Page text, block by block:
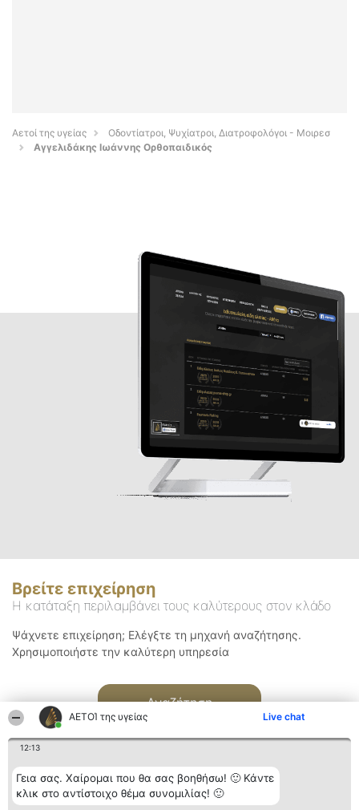
ΑΕΤΟΊ της υγείας Live chat
12:13
Γεια σας. Χαίρομαι που θα σας βοηθήσω! 🙂 Κάντε
κλικ στο αντίστοιχο θέμα συνομιλίας! 🙂
Αετοί της υγείας
Οδοντίατροι, Ψυχίατροι, Διατροφολόγοι - Μοιρεσ
Αγγελιδάκης Ιωάννης Ορθοπαιδικός
Βρείτε επιχείρηση
Η κατάταξη περιλαμβάνει τους καλύτερους στον κλάδο
Ψάχνετε επιχείρηση; Ελέγξτε τη μηχανή αναζήτησης.
Χρησιμοποιήστε την καλύτερη υπηρεσία
Αναζήτηση